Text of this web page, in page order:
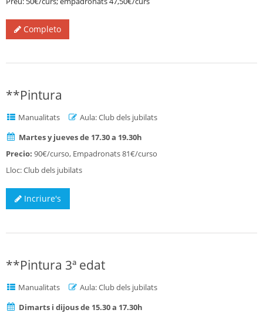
Completo
**Pintura
Manualitats
Aula: Club dels jubilats
Martes y jueves de 17.30 a 19.30h
Precio: 90€/curso, Empadronats 81€/curso
Lloc: Club dels jubilats
Incriure's
**Pintura 3ª edat
Manualitats
Aula: Club dels jubilats
Dimarts i dijous de 15.30 a 17.30h